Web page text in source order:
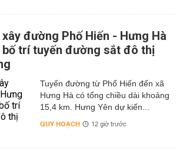
đường Phố Hiến - Hưng Hà
bố trí tuyến đường sắt đô thị
Tuyến đường từ Phố Hiến đến xã
Hưng Hà có tổng chiều dài khoảng
15,4 km. Hưng Yên dự kiến...
QUY HOẠCH 12 giờ trước